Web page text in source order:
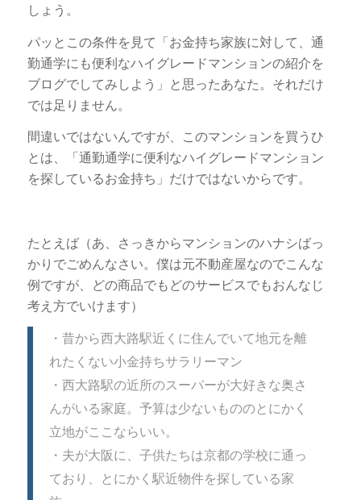
しょう。
パッとこの条件を見て「お金持ち家族に対して、通
勤通学にも便利なハイグレードマンションの紹介を
ブログでしてみしよう」と思ったあなた。それだけ
では足りません。
間違いではないんですが、このマンションを買うひ
とは、「通勤通学に便利なハイグレードマンション
を探しているお金持ち」だけではないからです。
たとえば（あ、さっきからマンションのハナシばっ
かりでごめんなさい。僕は元不動産屋なのでこんな
例ですが、どの商品でもどのサービスでもおんなじ
考え方でいけます）
・昔から西大路駅近くに住んでいて地元を離
れたくない小金持ちサラリーマン
・西大路駅の近所のスーパーが大好きな奥さ
んがいる家庭。予算は少ないもののとにかく
立地がここならいい。
・夫が大阪に、子供たちは京都の学校に通っ
ており、とにかく駅近物件を探している家